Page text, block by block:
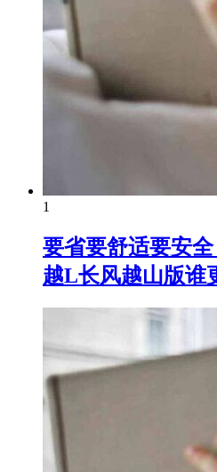
1
要省要舒适要安
越L长风越山版谁